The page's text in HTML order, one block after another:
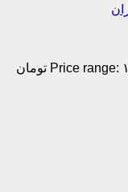
Price range: ۱۷۰,۰۰۰ تومان